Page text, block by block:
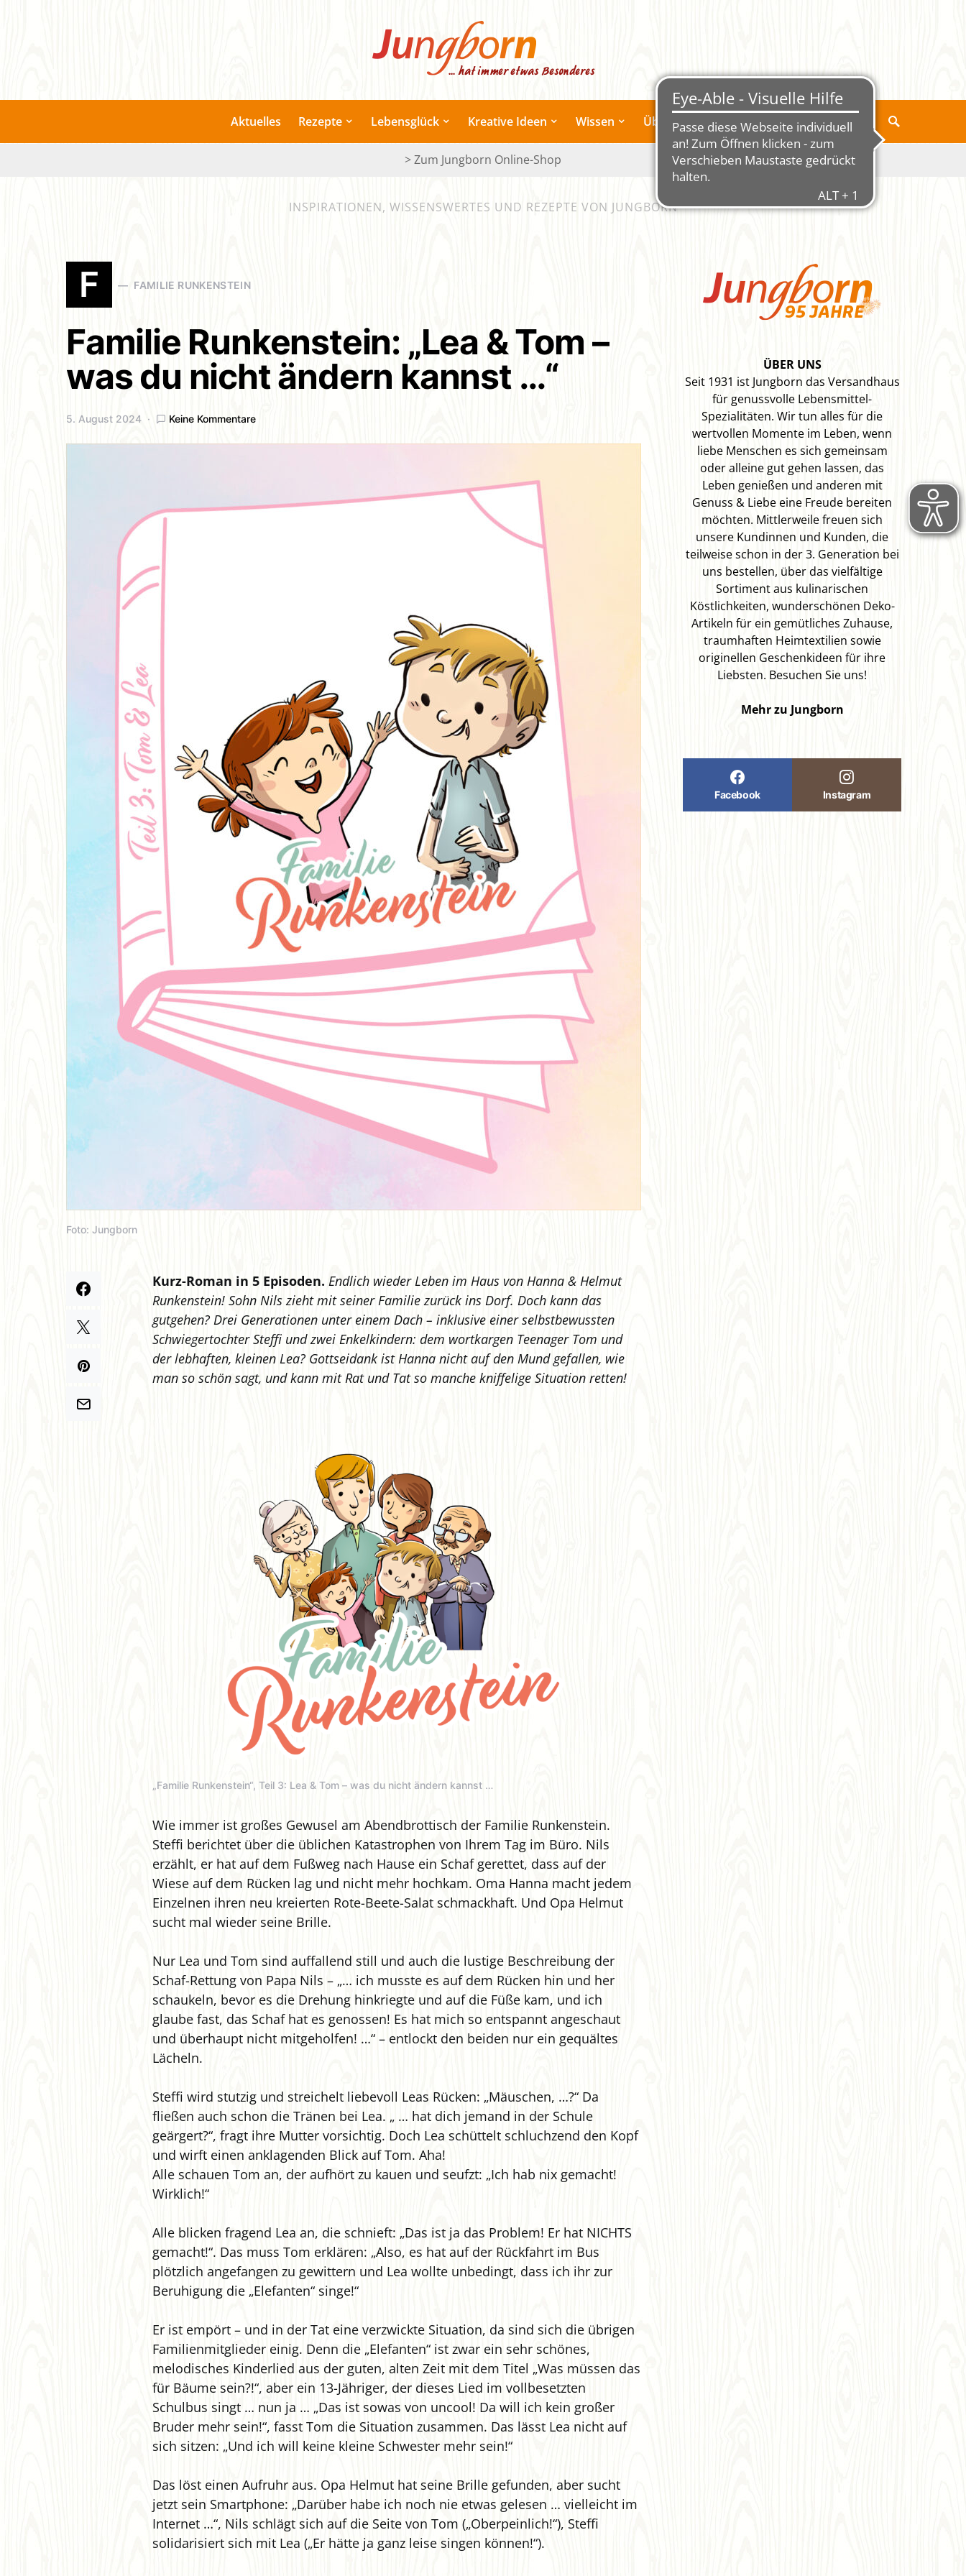
Aktuelles Rezepte Lebensglück Kreative Ideen Wissen Über Jungborn
> Zum Jungborn Online-Shop
INSPIRATIONEN, WISSENSWERTES UND REZEPTE VON JUNGBORN
F FAMILIE RUNKENSTEIN
Familie Runkenstein: „Lea & Tom –
was du nicht ändern kannst …“
5. August 2024 Keine Kommentare
Foto: Jungborn
Kurz-Roman in 5 Episoden. Endlich wieder Leben im Haus von Hanna & Helmut
Runkenstein! Sohn Nils zieht mit seiner Familie zurück ins Dorf. Doch kann das
gutgehen? Drei Generationen unter einem Dach – inklusive einer selbstbewussten
Schwiegertochter Steffi und zwei Enkelkindern: dem wortkargen Teenager Tom und
der lebhaften, kleinen Lea? Gottseidank ist Hanna nicht auf den Mund gefallen, wie
man so schön sagt, und kann mit Rat und Tat so manche kniffelige Situation retten!
„Familie Runkenstein“, Teil 3: Lea & Tom – was du nicht ändern kannst …
Wie immer ist großes Gewusel am Abendbrottisch der Familie Runkenstein.
Steffi berichtet über die üblichen Katastrophen von Ihrem Tag im Büro. Nils
erzählt, er hat auf dem Fußweg nach Hause ein Schaf gerettet, dass auf der
Wiese auf dem Rücken lag und nicht mehr hochkam. Oma Hanna macht jedem
Einzelnen ihren neu kreierten Rote-Beete-Salat schmackhaft. Und Opa Helmut
sucht mal wieder seine Brille.
Nur Lea und Tom sind auffallend still und auch die lustige Beschreibung der
Schaf-Rettung von Papa Nils – „… ich musste es auf dem Rücken hin und her
schaukeln, bevor es die Drehung hinkriegte und auf die Füße kam, und ich
glaube fast, das Schaf hat es genossen! Es hat mich so entspannt angeschaut
und überhaupt nicht mitgeholfen! …“ – entlockt den beiden nur ein gequältes
Lächeln.
Steffi wird stutzig und streichelt liebevoll Leas Rücken: „Mäuschen, …?“ Da
fließen auch schon die Tränen bei Lea. „ … hat dich jemand in der Schule
geärgert?“, fragt ihre Mutter vorsichtig. Doch Lea schüttelt schluchzend den Kopf
und wirft einen anklagenden Blick auf Tom. Aha!
Alle schauen Tom an, der aufhört zu kauen und seufzt: „Ich hab nix gemacht!
Wirklich!“
Alle blicken fragend Lea an, die schnieft: „Das ist ja das Problem! Er hat NICHTS
gemacht!“. Das muss Tom erklären: „Also, es hat auf der Rückfahrt im Bus
plötzlich angefangen zu gewittern und Lea wollte unbedingt, dass ich ihr zur
Beruhigung die „Elefanten“ singe!“
Er ist empört – und in der Tat eine verzwickte Situation, da sind sich die übrigen
Familienmitglieder einig. Denn die „Elefanten“ ist zwar ein sehr schönes,
melodisches Kinderlied aus der guten, alten Zeit mit dem Titel „Was müssen das
für Bäume sein?!“, aber ein 13-Jähriger, der dieses Lied im vollbesetzten
Schulbus singt … nun ja … „Das ist sowas von uncool! Da will ich kein großer
Bruder mehr sein!“, fasst Tom die Situation zusammen. Das lässt Lea nicht auf
sich sitzen: „Und ich will keine kleine Schwester mehr sein!“
Das löst einen Aufruhr aus. Opa Helmut hat seine Brille gefunden, aber sucht
jetzt sein Smartphone: „Darüber habe ich noch nie etwas gelesen … vielleicht im
Internet …“, Nils schlägt sich auf die Seite von Tom („Oberpeinlich!“), Steffi
solidarisiert sich mit Lea („Er hätte ja ganz leise singen können!“).
ÜBER UNS
Seit 1931 ist Jungborn das Versandhaus
für genussvolle Lebensmittel-
Spezialitäten. Wir tun alles für die
wertvollen Momente im Leben, wenn
liebe Menschen es sich gemeinsam
oder alleine gut gehen lassen, das
Leben genießen und anderen mit
Genuss & Liebe eine Freude bereiten
möchten. Mittlerweile freuen sich
unsere Kundinnen und Kunden, die
teilweise schon in der 3. Generation bei
uns bestellen, über das vielfältige
Sortiment aus kulinarischen
Köstlichkeiten, wunderschönen Deko-
Artikeln für ein gemütliches Zuhause,
traumhaften Heimtextilien sowie
originellen Geschenkideen für ihre
Liebsten. Besuchen Sie uns!
Mehr zu Jungborn
Facebook Instagram